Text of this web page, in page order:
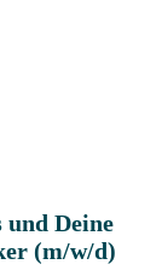
und Deine
(m/w/d)